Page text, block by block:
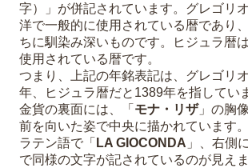
字）」が併記されています。グレゴリ
洋で一般的に使用されている暦であり
ちに馴染み深いものです。ヒジュラ暦
使用されている暦です。
つまり、上記の年銘表記は、グレゴリ
年、ヒジュラ暦だと1389年を指してい
金貨の裏面には、「 モナ・リザ」の胸
前を向いた姿で中央に描かれています
ラテン語で「 LA GIOCONDA 」、右側
で同様の文字が記されているのが見えま